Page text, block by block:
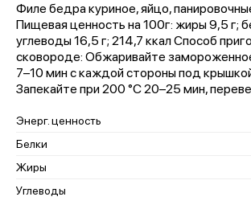
Филе бедра куриное, яйцо,
Пищевая ценность на 100г: жиры 9,5 г;
углеводы 16,5 г; 214,7 ккал Способ
сковороде: Обжаривайте
7–10 мин с каждой стороны под
Запекайте при 200 °C 20–25 мин,
Энерг. ценность
Белки
Жиры
Углеводы